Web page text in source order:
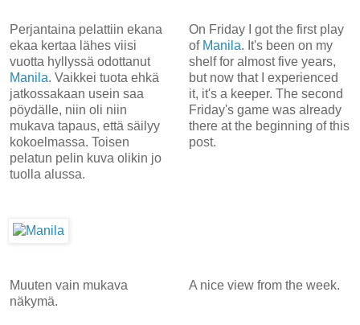
Perjantaina pelattiin ekana
ekaa kertaa lähes viisi
vuotta hyllyssä odottanut
Manila. Vaikkei tuota ehkä
jatkossakaan usein saa
pöydälle, niin oli niin
mukava tapaus, että säilyy
kokoelmassa. Toisen
pelatun pelin kuva olikin jo
tuolla alussa.
On Friday I got the first play
of Manila. It's been on my
shelf for almost five years,
but now that I experienced
it, it's a keeper. The second
Friday's game was already
there at the beginning of this
post.
Muuten vain mukava
näkymä.
A nice view from the week.